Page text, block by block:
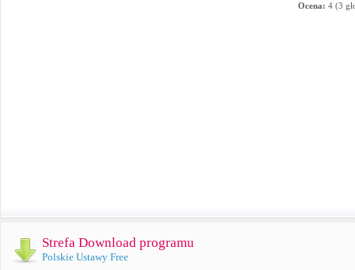
Ocena: 4 (3
Strefa Download programu
Polskie Ustawy Free